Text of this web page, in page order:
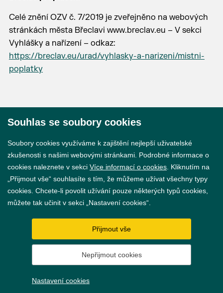
Celé znění OZV č. 7/2019 je zveřejněno na webových
stránkách města Břeclavi www.breclav.eu – V sekci
Vyhlášky a nařízení – odkaz:
https://breclav.eu/urad/vyhlasky-a-narizeni/mistni-
poplatky
GDPR
Nastavení cookies
Souhlas se soubory cookies
Soubory cookies využíváme k zajištění nejlepší uživatelské
zkušenosti s našimi webovými stránkami. Podrobné informace o
cookies naleznete v sekci Více informací o cookies . Kliknutím na
„Přijmout vše“ souhlasíte s tím, že můžeme užívat všechny typy
cookies. Chcete-li povolit užívání pouze některých typů cookies,
můžete tak učinit v sekci „Nastavení cookies“.
Přijmout vše
Nepřijmout cookies
Nastavení cookies